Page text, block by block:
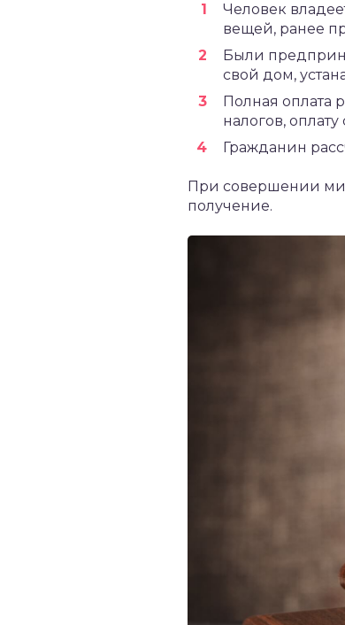
Человек
вещей, ранее
Были
свой дом,
Полная оплата
налогов, оплату
Гражданин
При совершении
получение.